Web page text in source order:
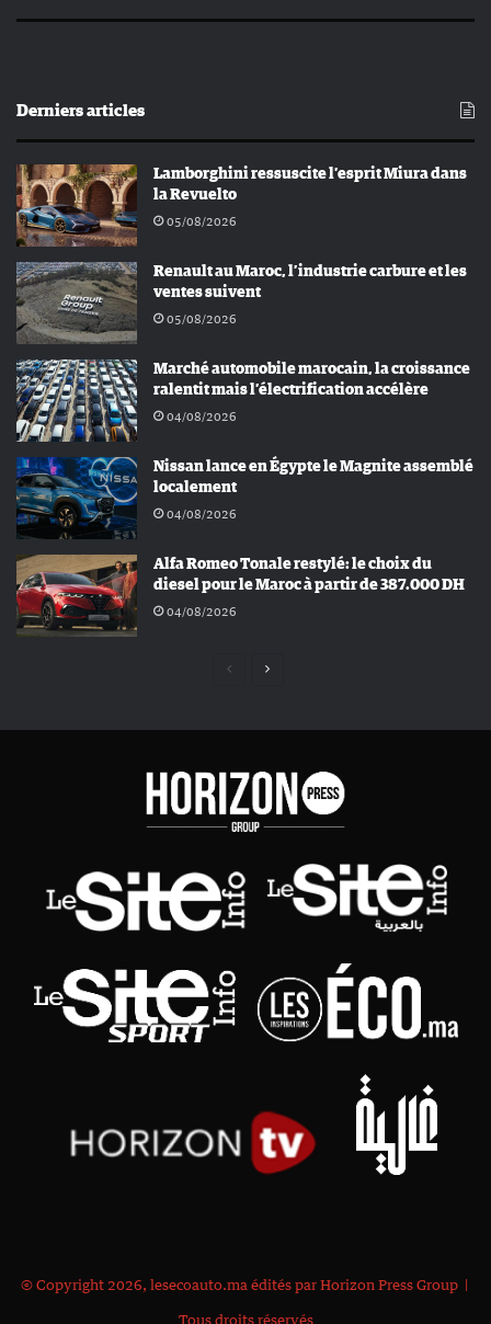
Derniers articles
Lamborghini ressuscite l’esprit Miura dans
la Revuelto
05/08/2026
Renault au Maroc, l’industrie carbure et les
ventes suivent
05/08/2026
Marché automobile marocain, la croissance
ralentit mais l’électrification accélère
04/08/2026
Nissan lance en Égypte le Magnite assemblé
localement
04/08/2026
Alfa Romeo Tonale restylé: le choix du
diesel pour le Maroc à partir de 387.000 DH
04/08/2026
Page
Page
© Copyright 2026, lesecoauto.ma édités par Horizon Press Group |
Tous droits réservés